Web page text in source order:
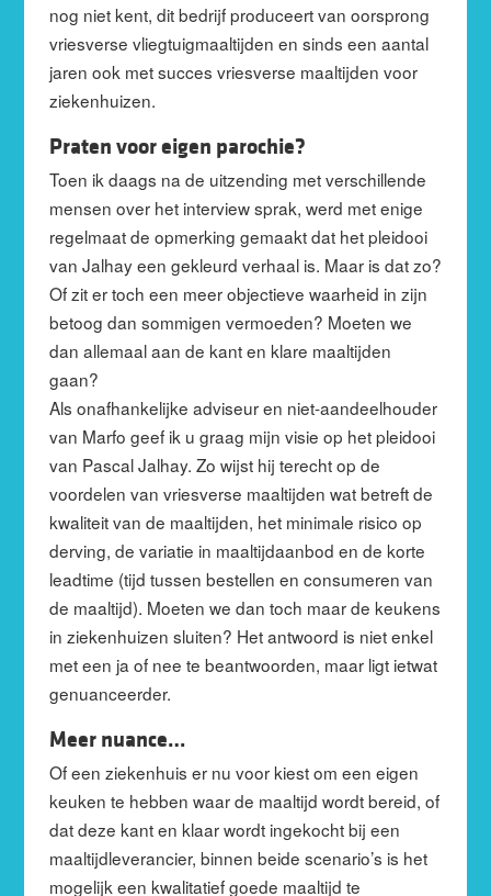
nog niet kent, dit bedrijf produceert van oorsprong
vriesverse vliegtuigmaaltijden en sinds een aantal
jaren ook met succes vriesverse maaltijden voor
ziekenhuizen.
Praten voor eigen parochie?
Toen ik daags na de uitzending met verschillende
mensen over het interview sprak, werd met enige
regelmaat de opmerking gemaakt dat het pleidooi
van Jalhay een gekleurd verhaal is. Maar is dat zo?
Of zit er toch een meer objectieve waarheid in zijn
betoog dan sommigen vermoeden? Moeten we
dan allemaal aan de kant en klare maaltijden
gaan?
Als onafhankelijke adviseur en niet-aandeelhouder
van Marfo geef ik u graag mijn visie op het pleidooi
van Pascal Jalhay. Zo wijst hij terecht op de
voordelen van vriesverse maaltijden wat betreft de
kwaliteit van de maaltijden, het minimale risico op
derving, de variatie in maaltijdaanbod en de korte
leadtime (tijd tussen bestellen en consumeren van
de maaltijd). Moeten we dan toch maar de keukens
in ziekenhuizen sluiten? Het antwoord is niet enkel
met een ja of nee te beantwoorden, maar ligt ietwat
genuanceerder.
Meer nuance…
Of een ziekenhuis er nu voor kiest om een eigen
keuken te hebben waar de maaltijd wordt bereid, of
dat deze kant en klaar wordt ingekocht bij een
maaltijdleverancier, binnen beide scenario’s is het
mogelijk een kwalitatief goede maaltijd te